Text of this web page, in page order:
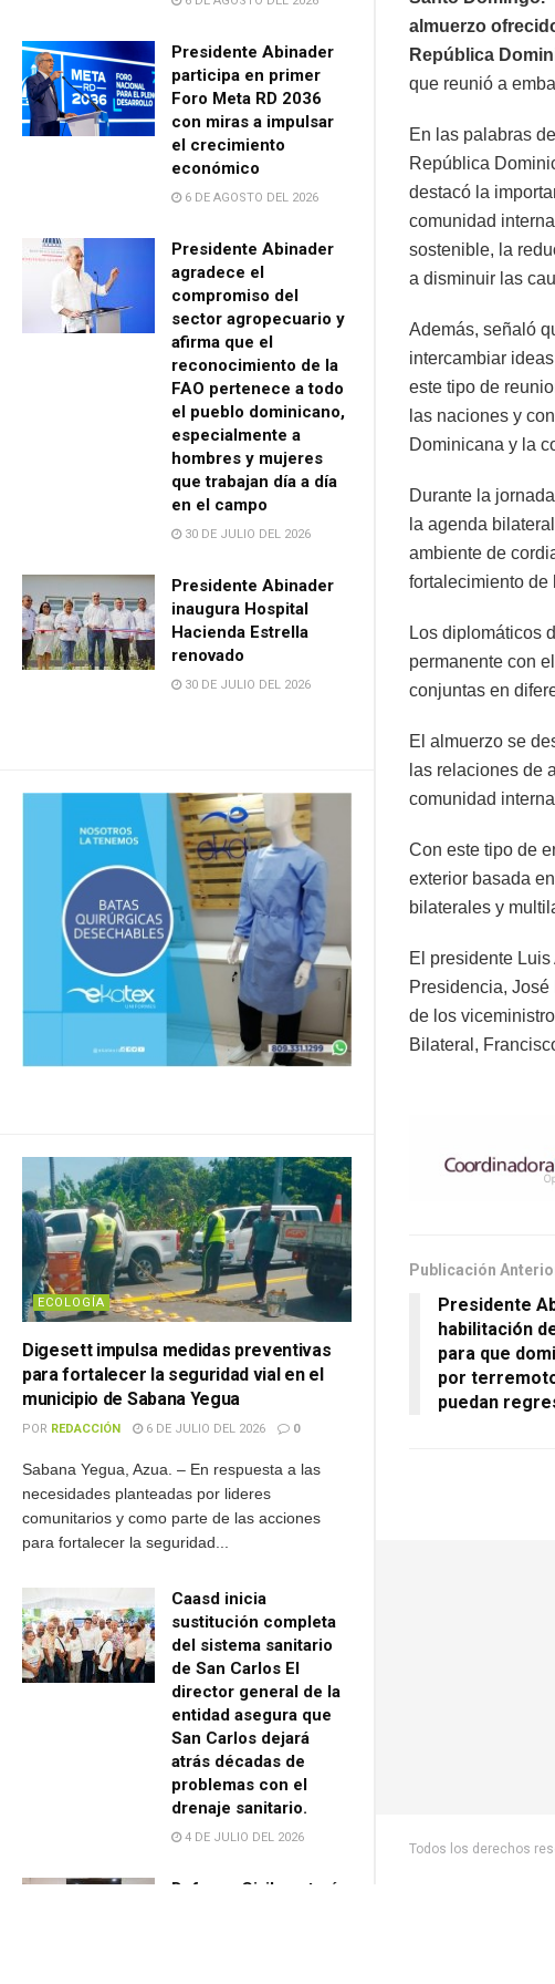
Presidente Abinader
participa en primer
Foro Meta RD 2036
con miras a impulsar
el crecimiento
económico
6 DE AGOSTO DEL 2026
Presidente Abinader
agradece el
compromiso del
sector agropecuario y
afirma que el
reconocimiento de la
FAO pertenece a todo
el pueblo dominicano,
especialmente a
hombres y mujeres
que trabajan día a día
en el campo
30 DE JULIO DEL 2026
Presidente Abinader
inaugura Hospital
Hacienda Estrella
renovado
30 DE JULIO DEL 2026
ECOLOGÍA
Digesett impulsa medidas preventivas
para fortalecer la seguridad vial en el
municipio de Sabana Yegua
POR REDACCIÓN 6 DE JULIO DEL 2026 0
Sabana Yegua, Azua. – En respuesta a las
necesidades planteadas por lideres
comunitarios y como parte de las acciones
para fortalecer la seguridad...
Caasd inicia
sustitución completa
del sistema sanitario
de San Carlos El
director general de la
entidad asegura que
San Carlos dejará
atrás décadas de
problemas con el
drenaje sanitario.
4 DE JULIO DEL 2026
Defensa Civil contará
almuerzo
República
que reunió a
En las palabras
República
destacó la
comunidad
sostenible, la
a disminuir las
Además, señaló
intercambiar
este tipo de
las naciones y
Dominicana y la
Durante la
la agenda
ambiente de
fortalecimiento de
Los diplomáticos
permanente con
conjuntas en
El almuerzo se
las relaciones de
comunidad
Con este tipo de
exterior basada
bilaterales y
El presidente
Presidencia,
de los
Bilateral,
Publicación
Presidente
habilitación
para que
por
puedan
Todos los derechos